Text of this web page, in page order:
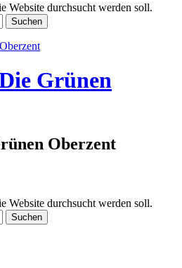
Website durchsucht werden soll.
Suchen
Grünen
Oberzent
Website durchsucht werden soll.
Suchen